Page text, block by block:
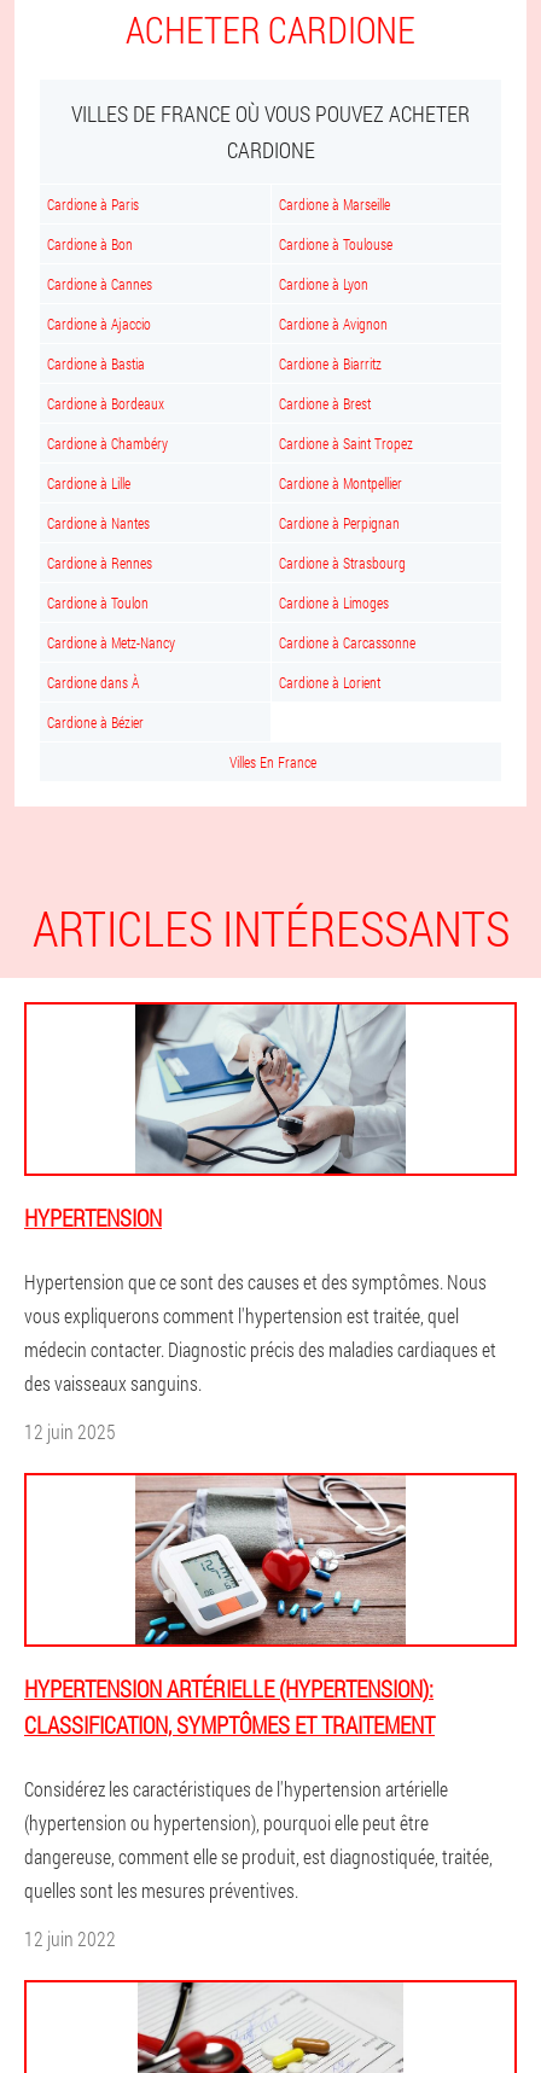
ACHETER CARDIONE
VILLES DE FRANCE OÙ VOUS POUVEZ ACHETER
CARDIONE
Cardione à Paris Cardione à Marseille
Cardione à Bon Cardione à Toulouse
Cardione à Cannes Cardione à Lyon
Cardione à Ajaccio Cardione à Avignon
Cardione à Bastia Cardione à Biarritz
Cardione à Bordeaux Cardione à Brest
Cardione à Chambéry Cardione à Saint Tropez
Cardione à Lille Cardione à Montpellier
Cardione à Nantes Cardione à Perpignan
Cardione à Rennes Cardione à Strasbourg
Cardione à Toulon Cardione à Limoges
Cardione à Metz-Nancy Cardione à Carcassonne
Cardione dans À Cardione à Lorient
Cardione à Bézier
Villes En France
ARTICLES INTÉRESSANTS
HYPERTENSION
Hypertension que ce sont des causes et des symptômes. Nous
vous expliquerons comment l'hypertension est traitée, quel
médecin contacter. Diagnostic précis des maladies cardiaques et
des vaisseaux sanguins.
12 juin 2025
HYPERTENSION ARTÉRIELLE (HYPERTENSION):
CLASSIFICATION, SYMPTÔMES ET TRAITEMENT
Considérez les caractéristiques de l'hypertension artérielle
(hypertension ou hypertension), pourquoi elle peut être
dangereuse, comment elle se produit, est diagnostiquée, traitée,
quelles sont les mesures préventives.
12 juin 2022